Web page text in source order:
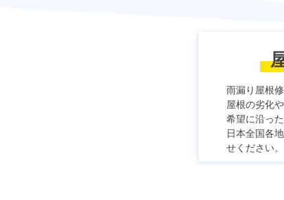
雨漏り屋根
屋根の劣化
希望に沿っ
日本全国各
せください。